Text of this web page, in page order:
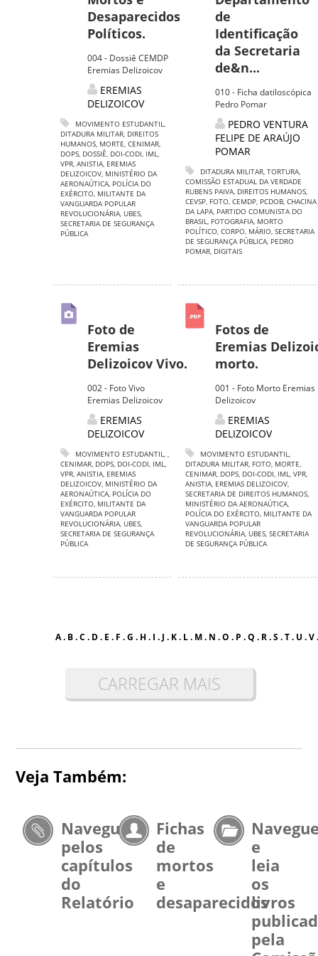
Desaparecidos
Políticos.
004 - Dossiê CEMDP
Eremias Delizoicov
EREMIAS
DELIZOICOV
MOVIMENTO ESTUDANTIL,
DITADURA MILITAR, DIREITOS
HUMANOS, MORTE, CENIMAR,
DOPS, DOSSIÊ, DOI-CODI, IML,
VPR, ANISTIA, EREMIAS
DELIZOICOV, MINISTÉRIO DA
AERONAÚTICA, POLÍCIA DO
EXÉRCITO, MILITANTE DA
VANGUARDA POPULAR
REVOLUCIONÁRIA, UBES,
SECRETARIA DE SEGURANÇA
PÚBLICA
de
Identificação
da Secretaria
de&n...
010 - Ficha datiloscópica
Pedro Pomar
PEDRO VENTURA
FELIPE DE ARAÚJO
POMAR
DITADURA MILITAR, TORTURA,
COMISSÃO ESTADUAL DA VERDADE
RUBENS PAIVA, DIREITOS HUMANOS,
CEVSP, FOTO, CEMDP, PCDOB, CHACINA
DA LAPA, PARTIDO COMUNISTA DO
BRASIL, FOTOGRAFIA, MORTO
POLÍTICO, CORPO, MÁRIO, SECRETARIA
DE SEGURANÇA PÚBLICA, PEDRO
POMAR, DIGITAIS
Foto de
Eremias
Delizoicov Vivo.
002 - Foto Vivo
Eremias Delizoicov
EREMIAS
DELIZOICOV
MOVIMENTO ESTUDANTIL, ,
CENIMAR, DOPS, DOI-CODI, IML,
VPR, ANISTIA, EREMIAS
DELIZOICOV, MINISTÉRIO DA
AERONAÚTICA, POLÍCIA DO
EXÉRCITO, MILITANTE DA
VANGUARDA POPULAR
REVOLUCIONÁRIA, UBES,
SECRETARIA DE SEGURANÇA
PÚBLICA
Fotos de
Eremias
morto.
001 - Foto Morto Eremias
Delizoicov
EREMIAS
DELIZOICOV
MOVIMENTO ESTUDANTIL,
DITADURA MILITAR, FOTO, MORTE,
CENIMAR, DOPS, DOI-CODI, IML, VPR,
ANISTIA, EREMIAS DELIZOICOV,
SECRETARIA DE DIREITOS HUMANOS,
MINISTÉRIO DA AERONAÚTICA,
POLÍCIA DO EXÉRCITO, MILITANTE DA
VANGUARDA POPULAR
REVOLUCIONÁRIA, UBES, SECRETARIA
DE SEGURANÇA PÚBLICA
A. B.C . D. E . F .G . H. I . J . K. L. M. N .O . P .Q . R.S.T. U .V.
CARREGAR MAIS
Veja Também:
Navegue
pelos
capítulos
do
Relatório
Fichas
de
mortos
e
desaparecidos
e
leia
os
livros
pela